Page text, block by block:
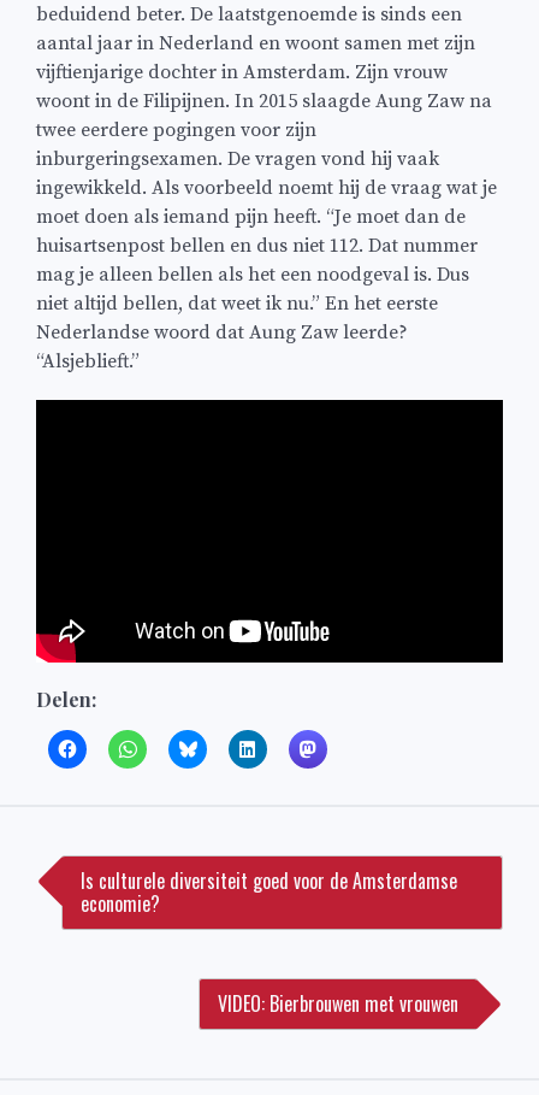
beduidend beter. De laatstgenoemde is sinds een
aantal jaar in Nederland en woont samen met zijn
vijftienjarige dochter in Amsterdam. Zijn vrouw
woont in de Filipijnen. In 2015 slaagde Aung Zaw na
twee eerdere pogingen voor zijn
inburgeringsexamen. De vragen vond hij vaak
ingewikkeld. Als voorbeeld noemt hij de vraag wat je
moet doen als iemand pijn heeft. “Je moet dan de
huisartsenpost bellen en dus niet 112. Dat nummer
mag je alleen bellen als het een noodgeval is. Dus
niet altijd bellen, dat weet ik nu.” En het eerste
Nederlandse woord dat Aung Zaw leerde?
“Alsjeblieft.”
Delen:
navigatie
Is culturele diversiteit goed voor de Amsterdamse
economie?
VIDEO: Bierbrouwen met vrouwen